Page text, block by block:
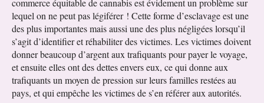
lequel on ne peut pas légiférer ! Cette forme d’esclavage est une
des plus importantes mais aussi une des plus négligées lorsqu’il
s’agit d’identifier et réhabiliter des victimes. Les victimes doivent
donner beaucoup d’argent aux trafiquants pour payer le voyage,
et ensuite elles ont des dettes envers eux, ce qui donne aux
trafiquants un moyen de pression sur leurs familles restées au
pays, et qui empêche les victimes de s’en référer aux autorités.